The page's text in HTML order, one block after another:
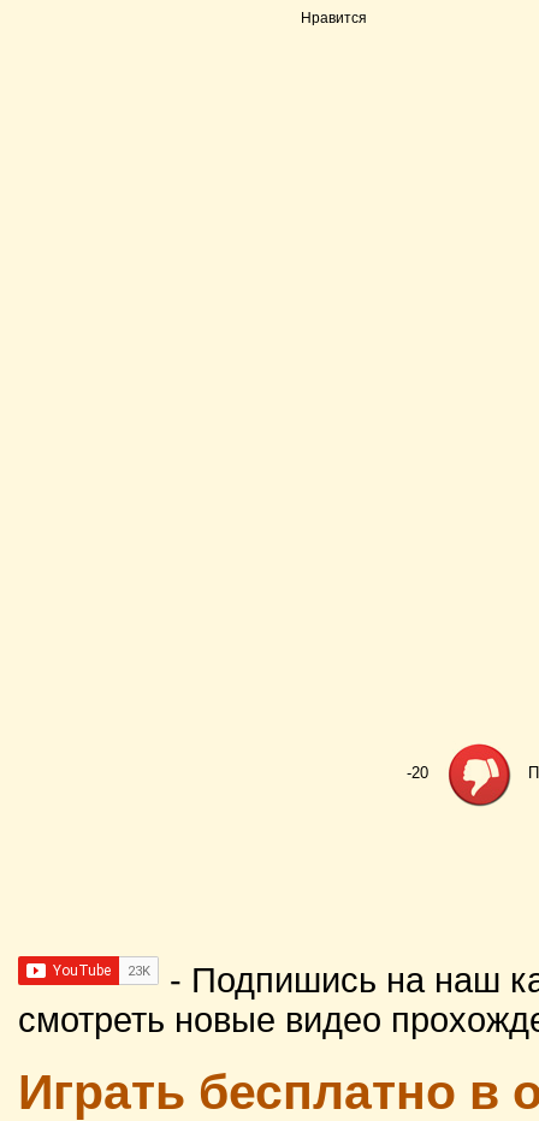
Нравится
-20
- Подпишись на наш
смотреть новые видео
Играть бесплатно в